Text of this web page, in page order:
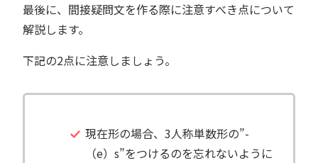
最後に、間接疑問文を作る際に注意すべき点について
解説します。
下記の2点に注意しましょう。
現在形の場合、3人称単数形の”-
（e）s”をつけるのを忘れないように